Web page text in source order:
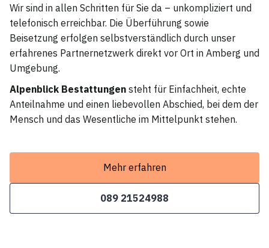
Wir sind in allen Schritten für Sie da – unkompliziert und
telefonisch erreichbar. Die Überführung sowie
Beisetzung erfolgen selbstverständlich durch unser
erfahrenes Partnernetzwerk direkt vor Ort in Amberg und
Umgebung.
Alpenblick Bestattungen steht für Einfachheit, echte
Anteilnahme und einen liebevollen Abschied, bei dem der
Mensch und das Wesentliche im Mittelpunkt stehen.
Mehr erfahren
089 21524988